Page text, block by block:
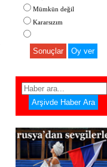
Mümkün değil
Kararsızım
Sonuçlar